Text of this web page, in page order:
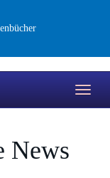
Toggle
News